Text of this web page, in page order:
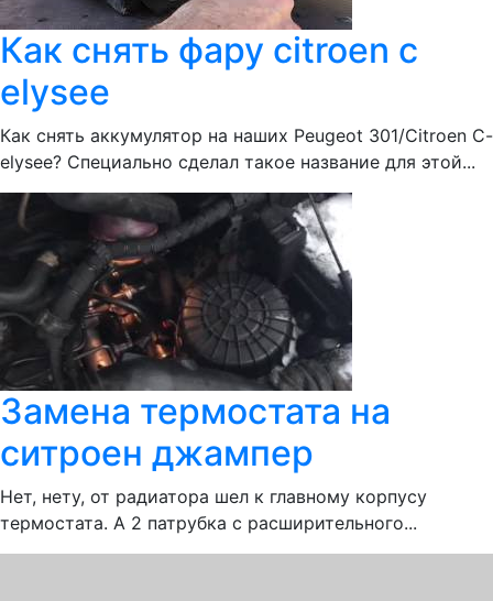
Как снять фару citroen c
elysee
Как снять аккумулятор на наших Peugeot 301/Citroen C-
elysee? Специально сделал такое название для этой...
Замена термостата на
ситроен джампер
Нет, нету, от радиатора шел к главному корпусу
термостата. А 2 патрубка с расширительного...